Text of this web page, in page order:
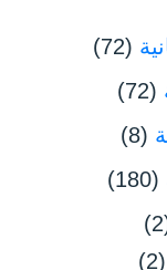
(72)
(72)
(8)
(180)
(2)